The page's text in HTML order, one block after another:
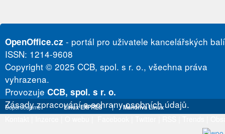
OpenOffice.cz - portál pro uživatele kancelářských
ISSN: 1214-9608
Copyright © 2025 CCB, spol. s r. o., všechna práva
vyhrazena.
Provozuje CCB, spol. s r. o.
Zásady zpracování a ochrany osobních údajů.
Doporučujeme Linux EXPRES | Mandriva Linux